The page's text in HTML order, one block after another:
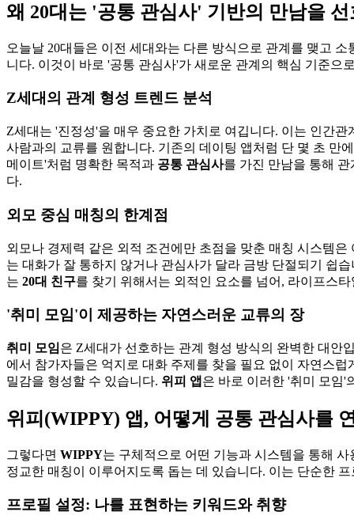
왜 20대는 '공통 관심사' 기반의 만남을 선
오늘날 20대들은 이전 세대와는 다른 방식으로 관계를 맺고
니다. 이것이 바로 '공통 관심사'가 새로운 관계의 핵심 기준으
Z세대의 관계 형성 트렌드 분석
Z세대는 '진정성'을 매우 중요한 가치로 여깁니다. 이는 인간
사람과의 교류를 원합니다. 기존의 데이팅 앱처럼 단 몇 초 만
메이트'처럼 명확한 목적과 공통 관심사를 가진 만남을 통해
다.
외모 중심 매칭의 한계점
외모나 경제력 같은 외적 조건에만 초점을 맞춘 매칭 시스템
는 대화가 잘 통하지 않거나 관심사가 달라 금방 단절되기 쉽
는 20대 친구를 찾기 위해서는 외적인 요소를 넘어, 라이프스
'취미 모임'이 제공하는 자연스러운 교류의 장
취미 모임은 Z세대가 선호하는 관계 형성 방식의 완벽한 대안
에서 참가자들은 억지로 대화 주제를 찾을 필요 없이 자연스
밀감을 형성할 수 있습니다. 위피 앱 은 바로 이러한 '취미 모임'
위피(WIPPY) 앱, 어떻게 공통 관심사를
그렇다면 WIPPY는 구체적으로 어떤 기능과 시스템을 통해
정교한 매칭이 이루어지도록 돕는 데 있습니다. 이는 단순한
프로필 설정: 나를 표현하는 키워드와 취향